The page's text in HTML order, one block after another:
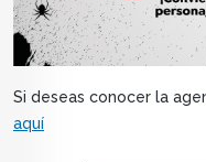
Si deseas conocer la
aquí